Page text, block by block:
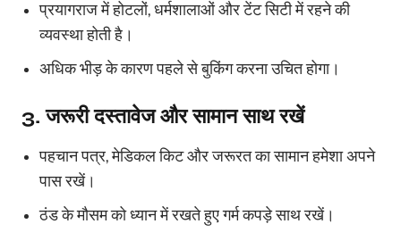
प्रयागराज में होटलों, धर्मशालाओं और टेंट सिटी में रहने की
व्यवस्था होती है।
अधिक भीड़ के कारण पहले से बुकिंग करना उचित होगा।
3. जरूरी दस्तावेज और सामान साथ रखें
पहचान पत्र, मेडिकल किट और जरूरत का सामान हमेशा अपने
पास रखें।
ठंड के मौसम को ध्यान में रखते हुए गर्म कपड़े साथ रखें।